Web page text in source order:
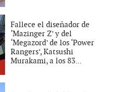
Fallece el diseñador de
‘Mazinger Z’ y del
‘Megazord’ de los ‘Power
Rangers’, Katsushi
Murakami, a los 83...